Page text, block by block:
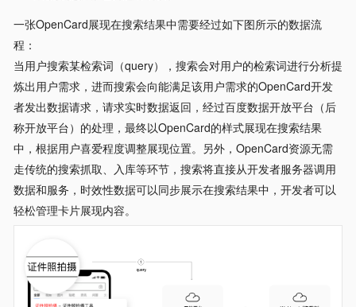
一张OpenCard展现在搜索结果中需要经过如下图所示的数据流
程：
当用户搜索某检索词（query），搜索会对用户的检索词进行分析提
炼出用户需求，进而搜索会向能满足该用户需求的OpenCard开发
者发出数据请求，请求实时数据返回，经过百度数据开放平台（后
称开放平台）的处理，最终以OpenCard的样式展现在搜索结果
中，根据用户喜爱程度调整展现位置。另外，OpenCard资源无需
走传统的搜索抓取、入库等环节，搜索将直接从开发者服务器调用
数据和服务，时效性数据可以同步展示在搜索结果中，开发者可以
轻松管理卡片展现内容。